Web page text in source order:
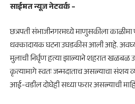
साईमत न्यूज नेटवर्क –
छत्रपती संभाजीनगरमध्ये माणुसकीला
धक्कादायक घटना उघडकीस आली आहे. अवघ्या
मुलाची निर्घृण हत्या झाल्याने शहरात खळबळ
कृत्यामागे स्वतः जन्मदाताच असल्याचा संशय
आई-वडील दोघेही सध्या फरार असल्याची